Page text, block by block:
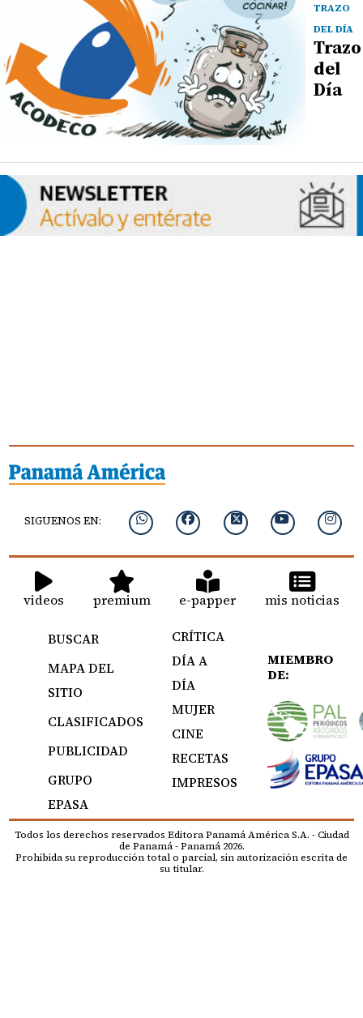
TRAZO
DEL DÍA
Trazo
del
Día
SIGUENOS EN:
videos premium e-papper mis noticias
BUSCAR
MAPA DEL
SITIO
CLASIFICADOS
PUBLICIDAD
GRUPO
EPASA
CRÍTICA
DÍA A
DÍA
MUJER
CINE
RECETAS
IMPRESOS
MIEMBRO
DE:
Todos los derechos reservados Editora Panamá América S.A. - Ciudad
de Panamá - Panamá 2026.
Prohibida su reproducción total o parcial, sin autorización escrita de
su titular.